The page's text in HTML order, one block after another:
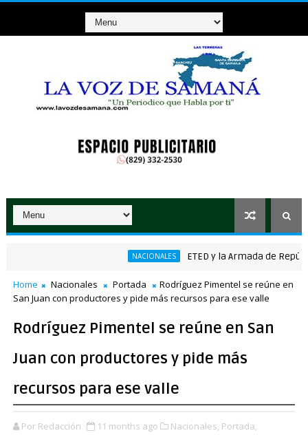
NACIONALES ETED y la Armada de
ganador de RD$37 millones con el Loto
Home Nacionales Portada
Rodríguez Pimentel se reúne en
San Juan con productores y pide más recursos para ese valle
Rodríguez Pimentel se reúne en San
Juan con productores y pide más
recursos para ese valle
Por Redacción 11 months ago Nacionales, Portada,